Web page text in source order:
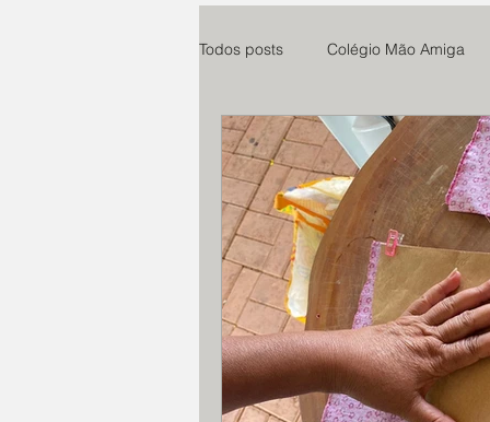
Todos posts Colégio Mão Amiga
Cuidaris Parsifal
Esperança e Vida teste
Paroquia Santo Agostinho
Instituto Anelo